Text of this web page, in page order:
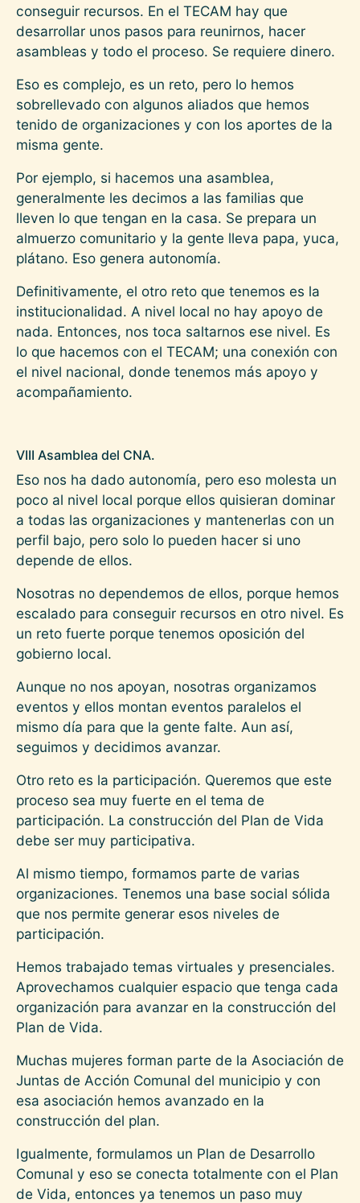
conseguir recursos. En el TECAM hay que
desarrollar unos pasos para reunirnos, hacer
asambleas y todo el proceso. Se requiere dinero.
Eso es complejo, es un reto, pero lo hemos
sobrellevado con algunos aliados que hemos
tenido de organizaciones y con los aportes de la
misma gente.
Por ejemplo, si hacemos una asamblea,
generalmente les decimos a las familias que
lleven lo que tengan en la casa. Se prepara un
almuerzo comunitario y la gente lleva papa, yuca,
plátano. Eso genera autonomía.
Definitivamente, el otro reto que tenemos es la
institucionalidad. A nivel local no hay apoyo de
nada. Entonces, nos toca saltarnos ese nivel. Es
lo que hacemos con el TECAM; una conexión con
el nivel nacional, donde tenemos más apoyo y
acompañamiento.
VIII Asamblea del CNA.
Eso nos ha dado autonomía, pero eso molesta un
poco al nivel local porque ellos quisieran dominar
a todas las organizaciones y mantenerlas con un
perfil bajo, pero solo lo pueden hacer si uno
depende de ellos.
Nosotras no dependemos de ellos, porque hemos
escalado para conseguir recursos en otro nivel. Es
un reto fuerte porque tenemos oposición del
gobierno local.
Aunque no nos apoyan, nosotras organizamos
eventos y ellos montan eventos paralelos el
mismo día para que la gente falte. Aun así,
seguimos y decidimos avanzar.
Otro reto es la participación. Queremos que este
proceso sea muy fuerte en el tema de
participación. La construcción del Plan de Vida
debe ser muy participativa.
Al mismo tiempo, formamos parte de varias
organizaciones. Tenemos una base social sólida
que nos permite generar esos niveles de
participación.
Hemos trabajado temas virtuales y presenciales.
Aprovechamos cualquier espacio que tenga cada
organización para avanzar en la construcción del
Plan de Vida.
Muchas mujeres forman parte de la Asociación de
Juntas de Acción Comunal del municipio y con
esa asociación hemos avanzado en la
construcción del plan.
Igualmente, formulamos un Plan de Desarrollo
Comunal y eso se conecta totalmente con el Plan
de Vida, entonces ya tenemos un paso muy